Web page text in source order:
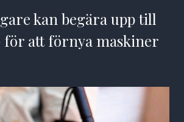
kan begära upp till
för att förnya maskiner